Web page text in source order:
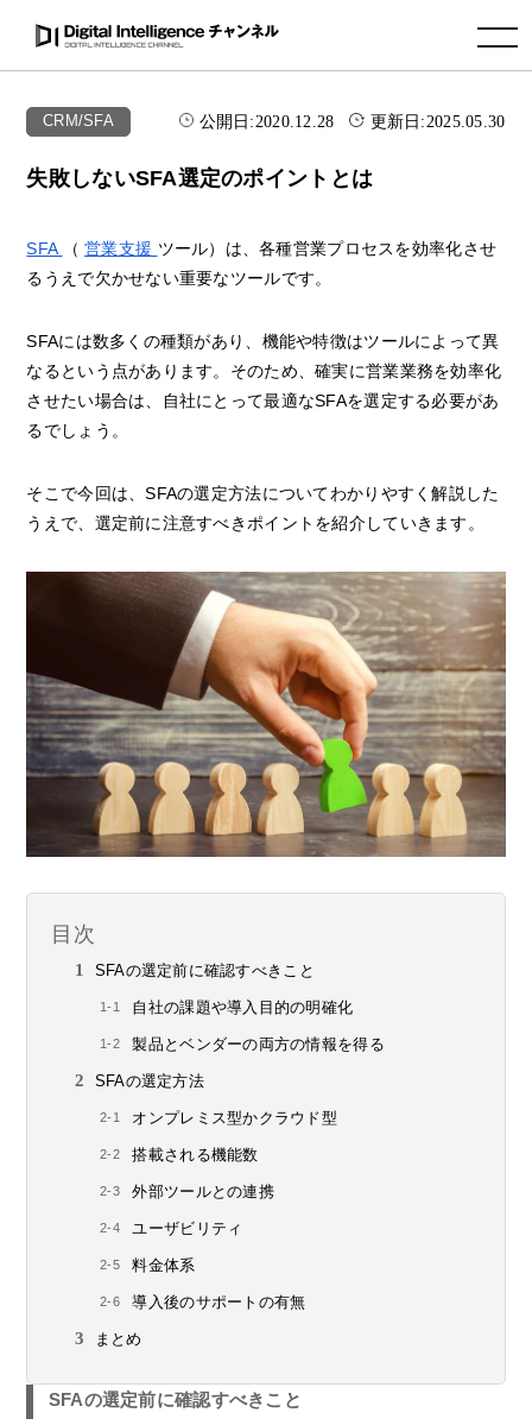
toggle navigation
CRM/SFA 公開日:2020.12.28 更新日:2025.05.30
失敗しないSFA選定のポイントとは
SFA （営業支援 ツール）は、各種営業プロセスを効率化させ
るうえで欠かせない重要なツールです。
SFAには数多くの種類があり、機能や特徴はツールによって異
なるという点があります。そのため、確実に営業業務を効率化
させたい場合は、自社にとって最適なSFAを選定する必要があ
るでしょう。
そこで今回は、SFAの選定方法についてわかりやすく解説した
うえで、選定前に注意すべきポイントを紹介していきます。
目次
SFAの選定前に確認すべきこと
自社の課題や導入目的の明確化
製品とベンダーの両方の情報を得る
SFAの選定方法
オンプレミス型かクラウド型
搭載される機能数
外部ツールとの連携
ユーザビリティ
料金体系
導入後のサポートの有無
まとめ
SFAの選定前に確認すべきこと